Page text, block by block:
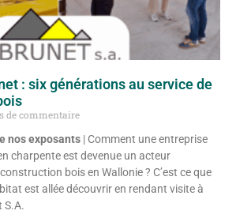
: six générations au service de
de commentaire
nos exposants | Comment une entreprise
charpente est devenue un acteur
bois en Wallonie ? C’est ce que
est allée découvrir en rendant visite à
S.A.